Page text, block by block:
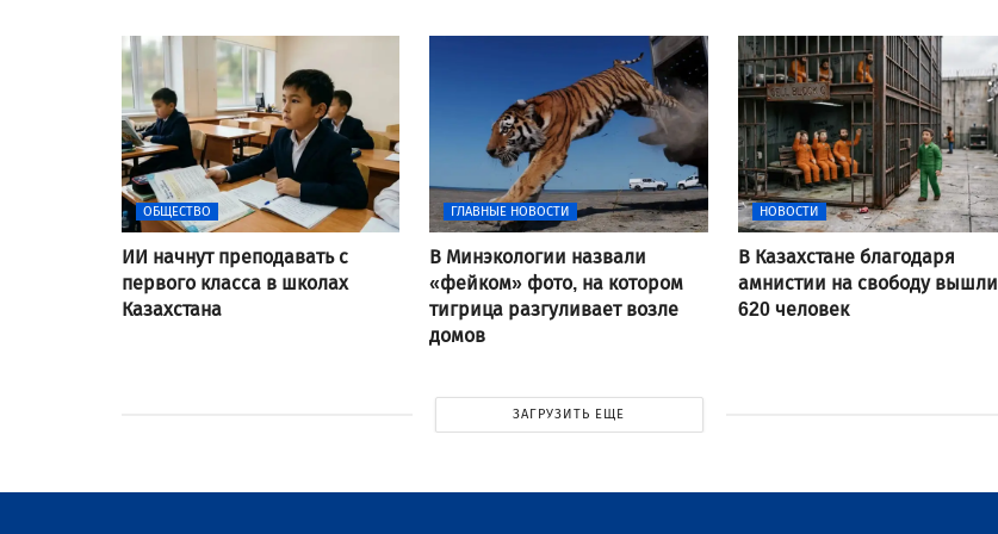
ОБЩЕСТВО
ИИ начнут преподавать с
первого класса в школах
Казахстана
ГЛАВНЫЕ НОВОСТИ
В Минэкологии назвали
«фейком» фото, на котором
тигрица разгуливает возле
домов
НОВОСТИ
В Казахстане благодаря
амнистии на свободу вышли
620 человек
ЗАГРУЗИТЬ ЕЩЕ